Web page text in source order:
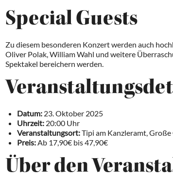
Special Guests
Zu diesem besonderen Konzert werden auch
Oliver Polak, William Wahl und weitere
Spektakel bereichern werden.
Datum: 23. Oktober 2025
Uhrzeit: 20:00 Uhr
Veranstaltungsort:Tipi am Kanzleramt,
Preis:Ab 17,90€ bis 47,90€
Über den